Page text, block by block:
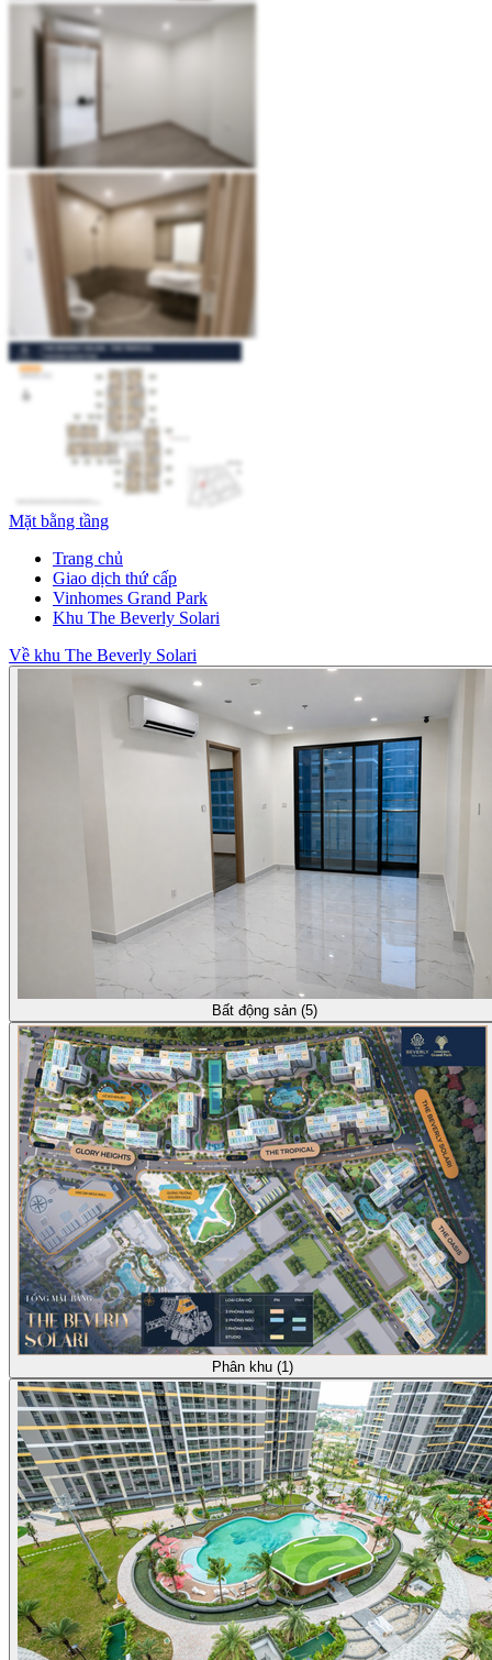
Mặt bằng tầng
Trang chủ
Giao dịch thứ cấp
Vinhomes Grand Park
Khu The Beverly Solari
Về khu The Beverly Solari
Bất động sản (5)
Phân khu (1)